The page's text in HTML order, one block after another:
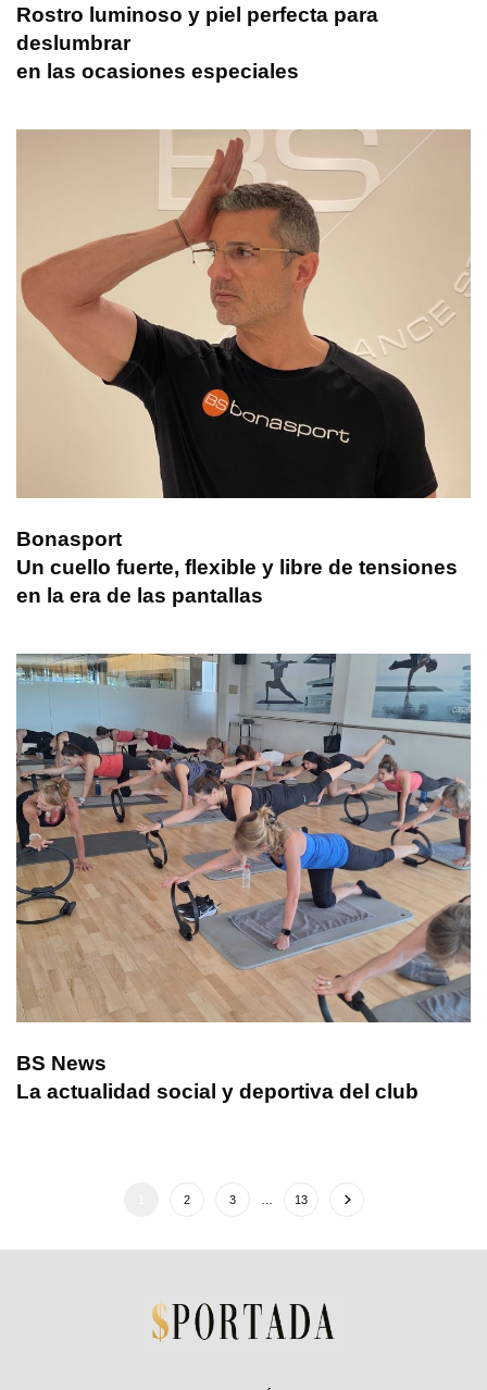
Rostro luminoso y piel perfecta para
deslumbrar
en las ocasiones especiales
Bonasport
Un cuello fuerte, flexible y libre de tensiones
en la era de las pantallas
BS News
La actualidad social y deportiva del club
2 3 13